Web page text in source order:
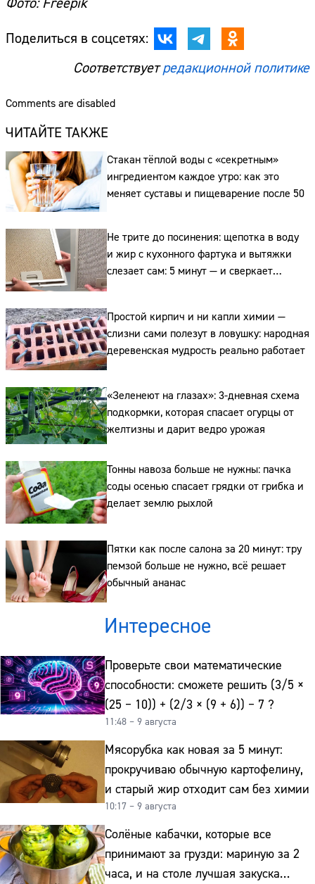
Поделиться в соцсетях:
Соответствуетредакционной политике
Comments are disabled
ЧИТАЙТЕ ТАКЖЕ
Стакан тёплой воды с «секретным»
ингредиентом каждое утро: как это
меняет суставы и пищеварение после 50
Не трите до посинения: щепотка в воду
и жир с кухонного фартука и вытяжки
слезает сам: 5 минут — и сверкает
как новая
Простой кирпич и ни капли химии —
слизни сами полезут в ловушку: народная
деревенская мудрость реально работает
«Зеленеют на глазах»: 3-дневная схема
подкормки, которая спасает огурцы от
желтизны и дарит ведро урожая
Тонны навоза больше не нужны: пачка
соды осенью спасает грядки от грибка и
делает землю рыхлой
Пятки как после салона за 20 минут: тру
пемзой больше не нужно, всё решает
обычный ананас
Интересное
Проверьте свои математические
способности: сможете решить (3/5 ×
(25 − 10)) + (2/3 × (9 + 6)) − 7 ?
11:48 – 9 августа
Мясорубка как новая за 5 минут:
прокручиваю обычную картофелину,
и старый жир отходит сам без химии
10:17 – 9 августа
Солёные кабачки, которые все
принимают за грузди: мариную за 2
часа, и на столе лучшая закуска
Сайт: